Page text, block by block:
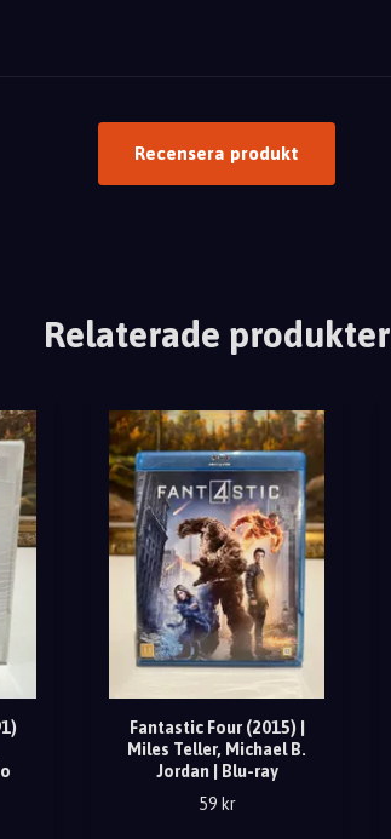
Recensera produkt
Relaterade produkter
Fantastic Four (2015) |
Miles Teller, Michael B.
Jordan | Blu-ray
59 kr